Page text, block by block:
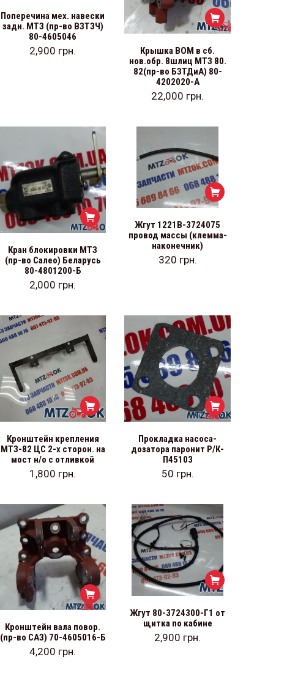
Поперечина мех. навески
задн. МТЗ (пр-во ВЗТЗЧ)
80-4605046
2,900 грн.
Крышка ВОМ в сб.
нов.обр. 8шлиц МТЗ 80.
82(пр-во БЗТДиА) 80-
4202020-А
22,000 грн.
Кран блокировки МТЗ
(пр-во Салео) Беларусь
80-4801200-Б
2,000 грн.
Жгут 1221В-3724075
провод массы (клемма-
наконечник)
320 грн.
Кронштейн крепления
МТЗ-82 ЦС 2-х сторон. на
мост н/о с отливкой
1,800 грн.
Прокладка насоса-
дозатора паронит Р/К-
П45103
50 грн.
Кронштейн вала повор.
(пр-во САЗ) 70-4605016-Б
4,200 грн.
Жгут 80-3724300-Г1 от
щитка по кабине
2,900 грн.